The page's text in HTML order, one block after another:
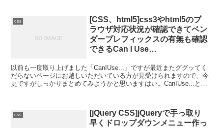
css
[CSS、html5]css3やhtml5のブ
ラウザ対応状況が確認できてベン
ダープレフィックスの有無も確認
できるCan I Use…
以前も一度取り上げました「CanIUse...」ですが最近またググッてく
だらないページにお越しいただいている方が見受けられますので、今
更ですがしっかりまとめてみようかと思いますはい。CanIUse...とは
css
[jQuery CSS]jQueryで手っ取り
早くドロップダウンメニュー作っ